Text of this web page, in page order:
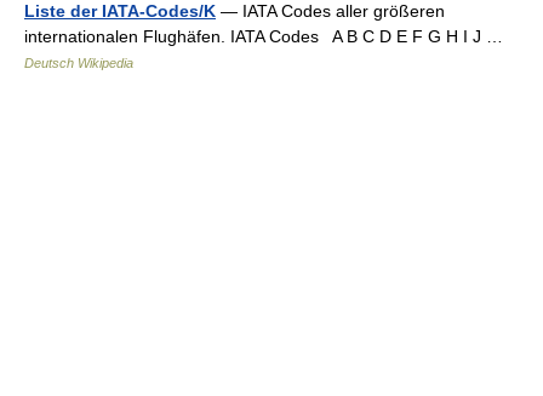
Liste der IATA-Codes/K — IATA Codes aller größeren
internationalen Flughäfen. IATA Codes A B C D E F G H I J …
Deutsch Wikipedia